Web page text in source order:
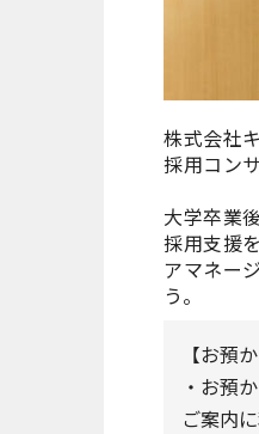
株式会社
採用コン
大学卒業
採用支援
アマネー
う。
【お預
・お預
ご案内